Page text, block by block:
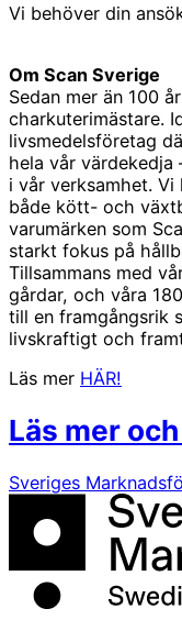
Vi behöver din
Om Scan Sverige
Sedan mer än 100
charkuterimästare.
livsmedelsföretag
hela vår
i vår verksamhet.
både kött- och
varumärken som
starkt fokus på
Tillsammans med
gårdar, och våra
till en framgångsrik
livskraftigt och
Läs mer HÄR!
Läs mer
Sveriges